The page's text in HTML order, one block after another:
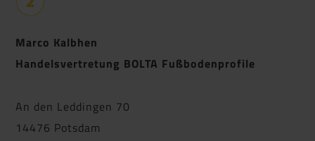
Marco Kalbhen
Handelsvertretung BOLTA Fußbodenprofile
An den Leddingen 70
14476 Potsdam